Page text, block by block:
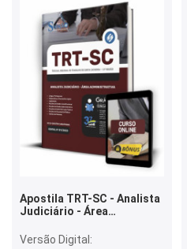
Apostila TRT-SC - Analista
Judiciário - Área
Versão Digital: